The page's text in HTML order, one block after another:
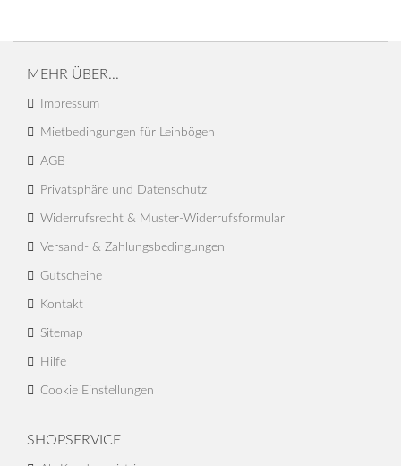
MEHR ÜBER...
Impressum
Mietbedingungen für Leihbögen
AGB
Privatsphäre und Datenschutz
Widerrufsrecht & Muster-Widerrufsformular
Versand- & Zahlungsbedingungen
Gutscheine
Kontakt
Sitemap
Hilfe
Cookie Einstellungen
SHOPSERVICE